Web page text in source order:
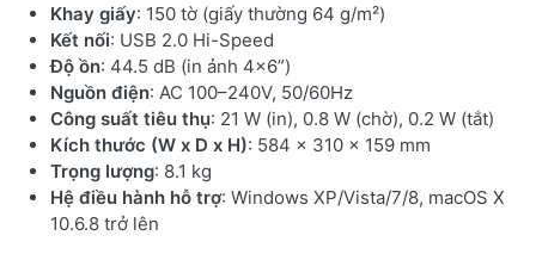
Khay giấy: 150 tờ (giấy thường 64 g/m²)
Kết nối: USB 2.0 Hi-Speed
Độ ồn: 44.5 dB (in ảnh 4×6”)
Nguồn điện: AC 100–240V, 50/60Hz
Công suất tiêu thụ: 21 W (in), 0.8 W (chờ), 0.2 W (tắt)
Kích thước (W x D x H): 584 × 310 × 159 mm
Trọng lượng: 8.1 kg
Hệ điều hành hỗ trợ: Windows XP/Vista/7/8, macOS X
10.6.8 trở lên